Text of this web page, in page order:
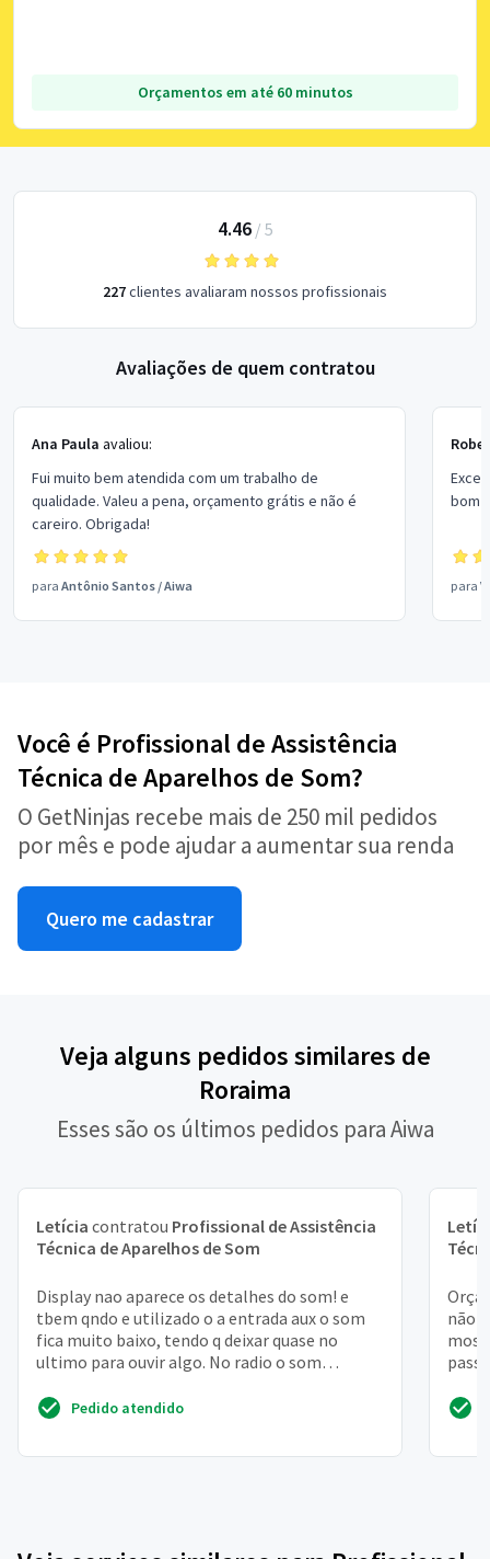
Orçamentos em até 60 minutos
4.46/ 5
227clientes avaliaram nossos profissionais
Avaliações de quem contratou
Ana Paula avaliou:
Fui muito bem atendida com um trabalho de
qualidade. Valeu a pena, orçamento grátis e não é
careiro. Obrigada!
para Antônio Santos /Aiwa
bom
para
Você é Profissional de Assistência
Técnica de Aparelhos de Som?
O GetNinjas recebe mais de 250 mil pedidos
por mês e pode ajudar a aumentar sua renda
Quero me cadastrar
Veja alguns pedidos similares de
Roraima
Esses são os últimos pedidos para Aiwa
Letícia contratou Profissional de Assistência
Técnica de Aparelhos de Som
Display nao aparece os detalhes do som! e
tbem qndo e utilizado o a entrada aux o som
fica muito baixo, tendo q deixar quase no
ultimo para ouvir algo. No radio o som
Pedido atendido
não